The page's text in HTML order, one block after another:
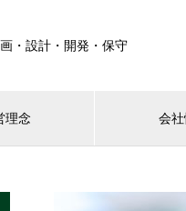
・設計・開発・保守
理念 会